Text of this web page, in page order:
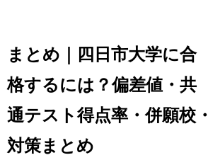
まとめ｜四日市大学に合
格するには？偏差値・共
通テスト得点率・併願校・
対策まとめ